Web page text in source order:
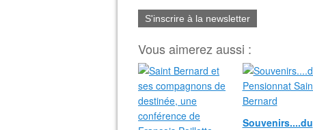
S'inscrire à la newsletter
Vous aimerez aussi :
Souvenirs....du